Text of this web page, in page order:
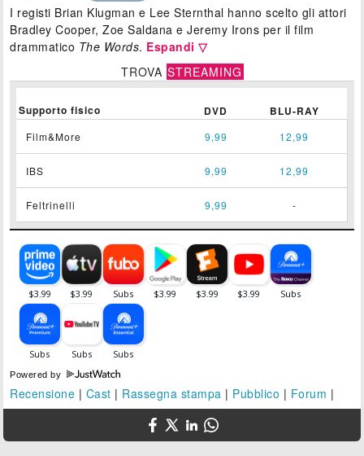
I registi Brian Klugman e Lee Sternthal hanno scelto gli attori
Bradley Cooper, Zoe Saldana e Jeremy Irons per il film
drammatico The Words. Espandi ▽
TROVA STREAMING
Supporto fisico DVD BLU-RAY
Film&More 9,99 12,99
IBS 9,99 12,99
Feltrinelli 9,99 -
Powered by
Recensione | Cast | Rassegna stampa | Pubblico | Forum |